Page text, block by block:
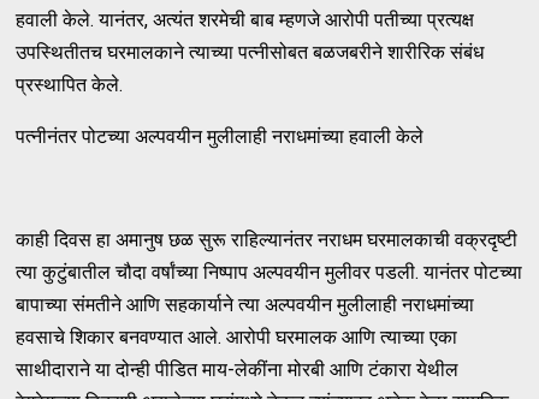
हवाली केले. यानंतर, अत्यंत शरमेची बाब म्हणजे आरोपी पतीच्या प्रत्यक्ष
उपस्थितीतच घरमालकाने त्याच्या पत्नीसोबत बळजबरीने शारीरिक संबंध
प्रस्थापित केले.
पत्नीनंतर पोटच्या अल्पवयीन मुलीलाही नराधमांच्या हवाली केले
काही दिवस हा अमानुष छळ सुरू राहिल्यानंतर नराधम घरमालकाची वक्रदृष्टी
त्या कुटुंबातील चौदा वर्षांच्या निष्पाप अल्पवयीन मुलीवर पडली. यानंतर पोटच्या
बापाच्या संमतीने आणि सहकार्याने त्या अल्पवयीन मुलीलाही नराधमांच्या
हवसाचे शिकार बनवण्यात आले. आरोपी घरमालक आणि त्याच्या एका
साथीदाराने या दोन्ही पीडित माय-लेकींना मोरबी आणि टंकारा येथील